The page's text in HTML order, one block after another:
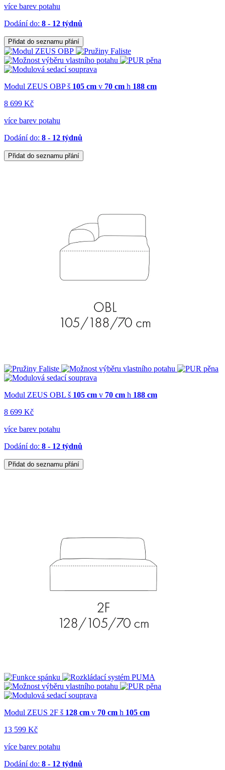
více barev potahu
Dodání do: 8 - 12 týdnů
Přidat do seznamu přání
Modul ZEUS OBP š 105 cm v 70 cm h 188 cm
8 699 Kč
více barev potahu
Dodání do: 8 - 12 týdnů
Přidat do seznamu přání
Modul ZEUS OBL š 105 cm v 70 cm h 188 cm
8 699 Kč
více barev potahu
Dodání do: 8 - 12 týdnů
Přidat do seznamu přání
Modul ZEUS 2F š 128 cm v 70 cm h 105 cm
13 599 Kč
více barev potahu
Dodání do: 8 - 12 týdnů